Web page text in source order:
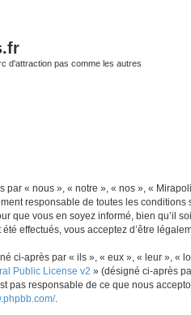
d'attraction pas comme les autres
« nous », « notre », « nos », «
responsable de toutes les
que vous en soyez informé, bien qu’il
effectués, vous acceptez d’être
ci-après par « ils », « eux », « leur »,
Public License v2 » (désigné ci-après
pas responsable de ce que nous
.